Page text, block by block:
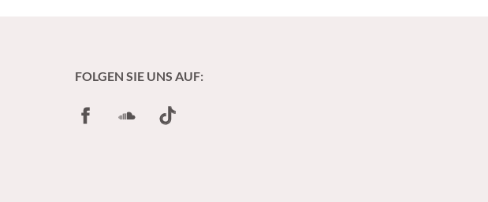
FOLGEN SIE UNS AUF:
FacebookSoundCloud
TikTok